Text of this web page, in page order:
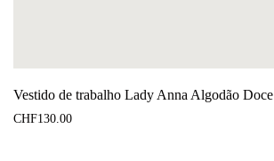
Vestido de trabalho Lady Anna Algodão Doce
CHF130.00